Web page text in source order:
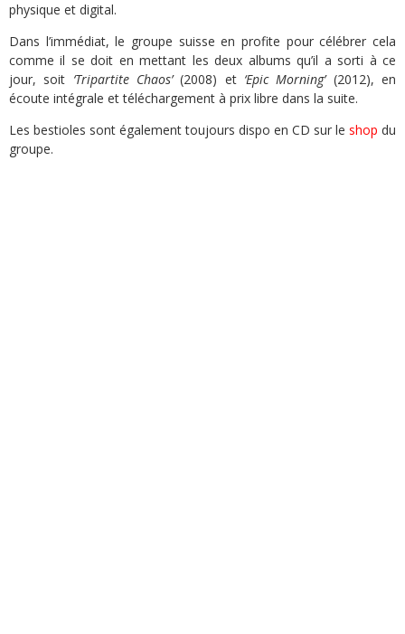
physique et digital.
Dans l’immédiat, le groupe suisse en profite pour célébrer cela
comme il se doit en mettant les deux albums qu’il a sorti à ce
jour, soit ‘Tripartite Chaos’(2008) et ‘Epic Morning’(2012), en
écoute intégrale et téléchargement à prix libre dans la suite.
Les bestioles sont également toujours dispo en CD sur le shop du
groupe.